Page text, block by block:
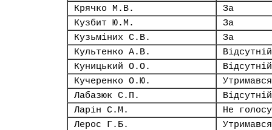
Крячко М.В.
За
Кузбит Ю.М.
За
Кузьміних С.В.
За
Культенко А.В.
Відсутній
Куницький О.О.
Відсутній
Кучеренко О.Ю.
Утримався
Лабазюк С.П.
Відсутній
Ларін С.М.
Не
Лерос Г.Б.
Утримався